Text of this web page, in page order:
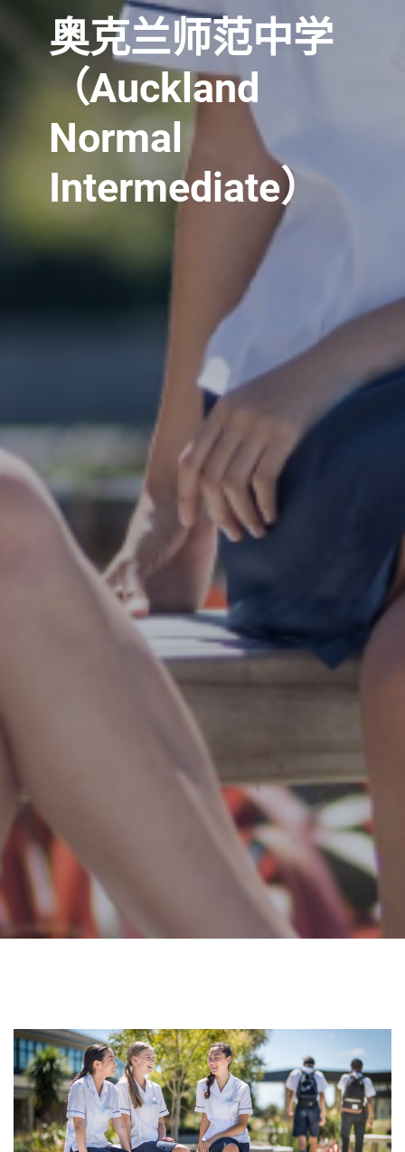
奥克兰师范中学
（Auckland
Normal
Intermediate）